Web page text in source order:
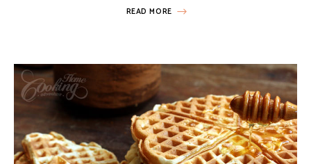
READ MORE